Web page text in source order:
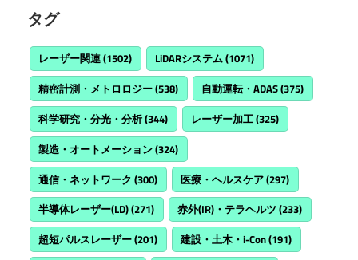
タグ
レーザー関連(1502) LiDARシステム(1071)
精密計測・メトロロジー(538) 自動運転・ADAS(375)
科学研究・分光・分析(344) レーザー加工(325)
製造・オートメーション(324)
通信・ネットワーク (300) 医療・ヘルスケア(297)
半導体レーザー(LD)(271) 赤外(IR)・テラヘルツ (233)
超短パルスレーザー(201) 建設・土木・i-Con(191)